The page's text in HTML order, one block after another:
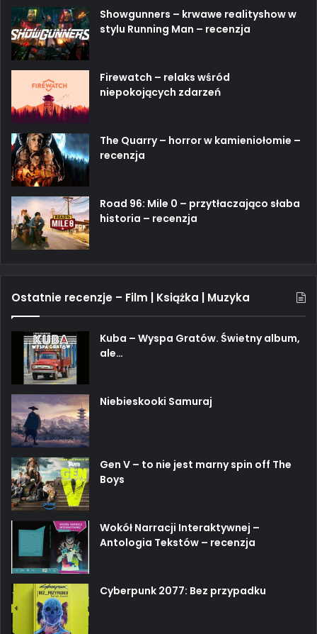
Showgunners – krwawe realityshow w
stylu Running Man – recenzja
Firewatch – relaks wśród
niepokojących zdarzeń
The Quarry – horror w kamieniołomie –
recenzja
Road 96: Mile 0 – przytłaczająco słaba
historia – recenzja
Ostatnie recenzje – Film | Książka | Muzyka
Kuba – Wyspa Gratów. Świetny album,
ale…
Niebieskooki Samuraj
Gen V – to nie jest marny spin off The
Boys
Wokół Narracji Interaktywnej –
Antologia Tekstów – recenzja
Cyberpunk 2077: Bez przypadku